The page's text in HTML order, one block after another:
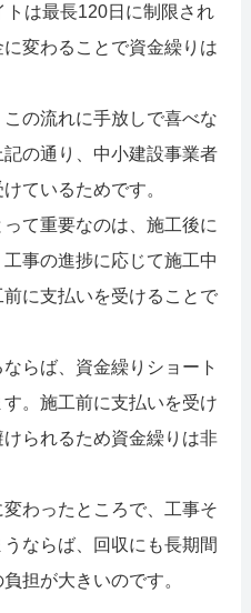
は最長120日に制限され
変わることで資金繰りは
の流れに手放しで喜べな
の通り、中小建設事業者
ているためです。
て重要なのは、施工後に
事の進捗に応じて施工中
に支払いを受けることで
らば、資金繰りショート
。施工前に支払いを受け
られるため資金繰りは非
わったところで、工事そ
ならば、回収にも長期間
担が大きいのです。